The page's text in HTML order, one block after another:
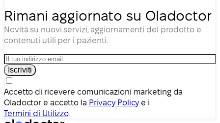
Rimani aggiornato su Oladoctor
Novità su nuovi servizi, aggiornamenti del prodotto e
contenuti utili per i pazienti.
Iscriviti
Accetto di ricevere comunicazioni marketing da
Oladoctor e accetto la Privacy Policye i
Termini di Utilizzo.